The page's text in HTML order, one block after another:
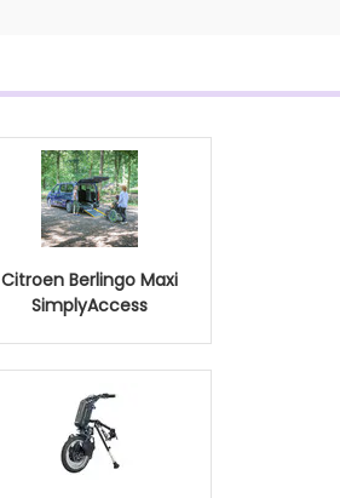
Citroen Berlingo Maxi
SimplyAccess